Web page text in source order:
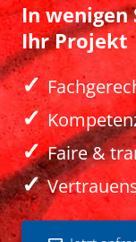
In
Ihr Projekt
✓
✓
✓Faire &
✓